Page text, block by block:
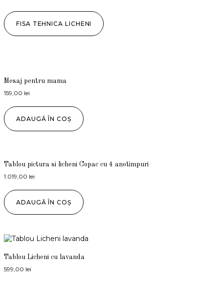
FISA TEHNICA LICHENI
Mesaj pentru mama
159,00 lei
ADAUGĂ ÎN COȘ
Tablou pictura si licheni Copac cu 4 anotimpuri
1.019,00 lei
ADAUGĂ ÎN COȘ
Tablou Licheni cu lavanda
599,00 lei